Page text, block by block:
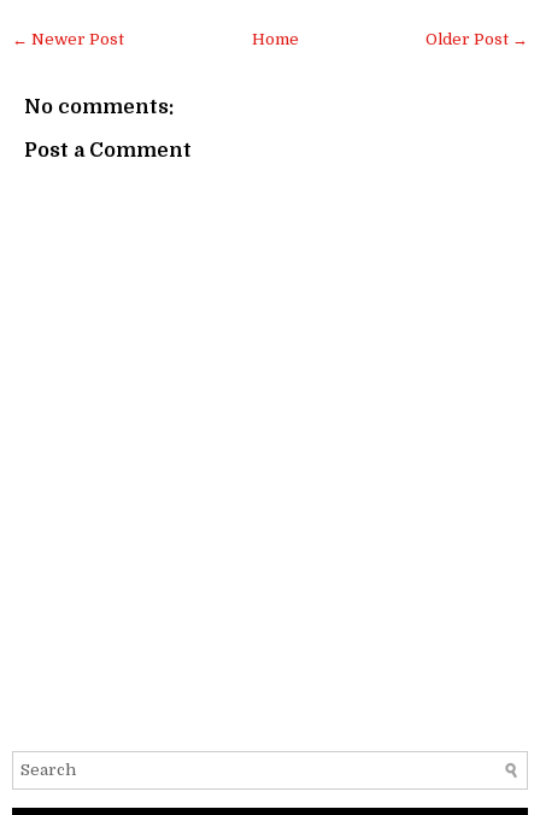
← Newer Post Older Post →
Home
No comments:
Post a Comment